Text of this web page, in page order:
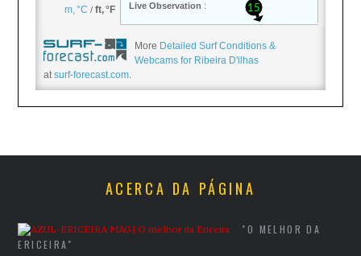
More Detailed Surf Conditions &
Webcams for Ribeira D'ilhas
atsurf-forecast.com.
ACERCA DA PÁGINA
"O MELHOR DA
ERICEIRA"